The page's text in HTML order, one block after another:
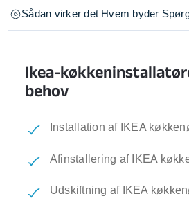
Sådan virker det Hvem byder
Ikea-
behov
Installation af IKEA
Afinstallering af IKEA
Udskiftning af IKEA